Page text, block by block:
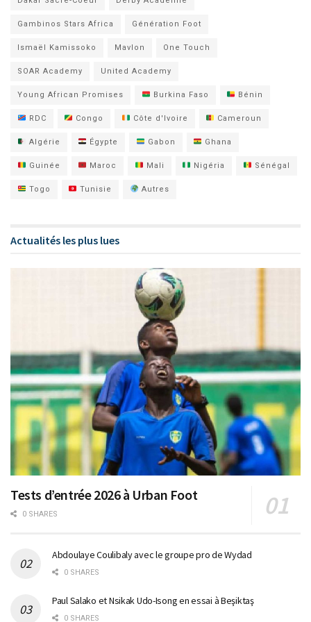
Gambinos Stars Africa Génération Foot
Ismaël Kamissoko Mavlon One Touch
SOAR Academy United Academy
Young African Promises Burkina Faso Bénin
RDC Congo Côte d'Ivoire Cameroun
Algérie Égypte Gabon Ghana
Guinée Maroc Mali Nigéria Sénégal
Togo Tunisie Autres
Actualités les plus lues
Tests d’entrée 2026 à Urban Foot
0 SHARES
Abdoulaye Coulibaly avec le groupe pro de Wydad
0 SHARES
Paul Salako et Nsikak Udo-Isong en essai à Beşiktaş
0 SHARES